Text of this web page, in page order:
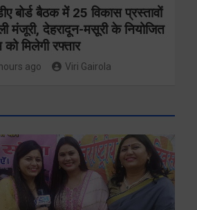
बोर्ड बैठक में 25 विकास प्रस्तावों
मंजूरी, देहरादून-मसूरी के नियोजित
को मिलेगी रफ्तार
ago Viri Gairola